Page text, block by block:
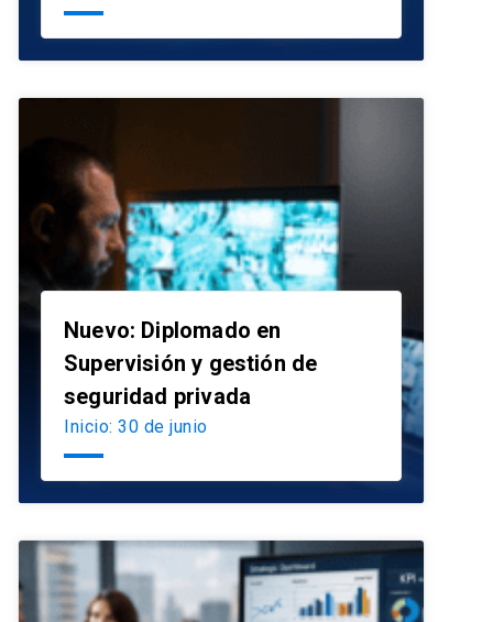
Nuevo: Diplomado en
Supervisión y gestión de
seguridad privada
Inicio: 30 de junio